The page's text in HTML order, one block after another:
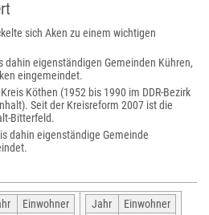
sich Aken zu einem wichtigen
eigenständigen Gemeinden Kühren,
eingemeindet.
Köthen (1952 bis 1990 im DDR-Bezirk
Seit der Kreisreform 2007 ist die
Bitterfeld.
dahin eigenständige Gemeinde
Einwohner
Jahr
Einwohner